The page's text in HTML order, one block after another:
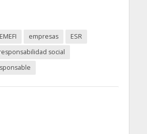
empresas
ESR
social